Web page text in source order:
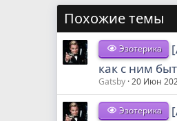
Похожие темы
Эзотерика
как с ним
Gatsby 20 Июн
Эзотерика